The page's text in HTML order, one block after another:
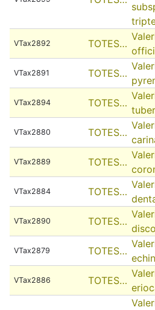
VTax2892 TOTES…
VTax2891 TOTES…
VTax2894 TOTES…
VTax2880 TOTES…
VTax2889 TOTES…
VTax2884 TOTES…
VTax2890 TOTES…
VTax2879 TOTES…
VTax2886 TOTES…